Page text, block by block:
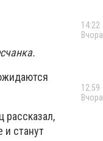
рассказал,
и станут
14:22
Вчора
12:59
Вчора